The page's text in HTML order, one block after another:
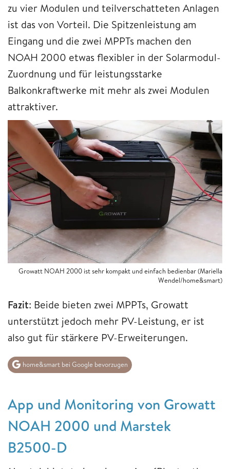
zu vier Modulen und teilverschatteten Anlagen
ist das von Vorteil. Die Spitzenleistung am
Eingang und die zwei MPPTs machen den
NOAH 2000 etwas flexibler in der Solarmodul-
Zuordnung und für leistungsstarke
Balkonkraftwerke mit mehr als zwei Modulen
attraktiver.
Growatt NOAH 2000 ist sehr kompakt und einfach bedienbar (Mariella
Wendel/home&smart)
Fazit: Beide bieten zwei MPPTs, Growatt
unterstützt jedoch mehr PV-Leistung, er ist
also gut für stärkere PV-Erweiterungen.
home&smart bei Google bevorzugen
App und Monitoring von Growatt
NOAH 2000 und Marstek
B2500-D